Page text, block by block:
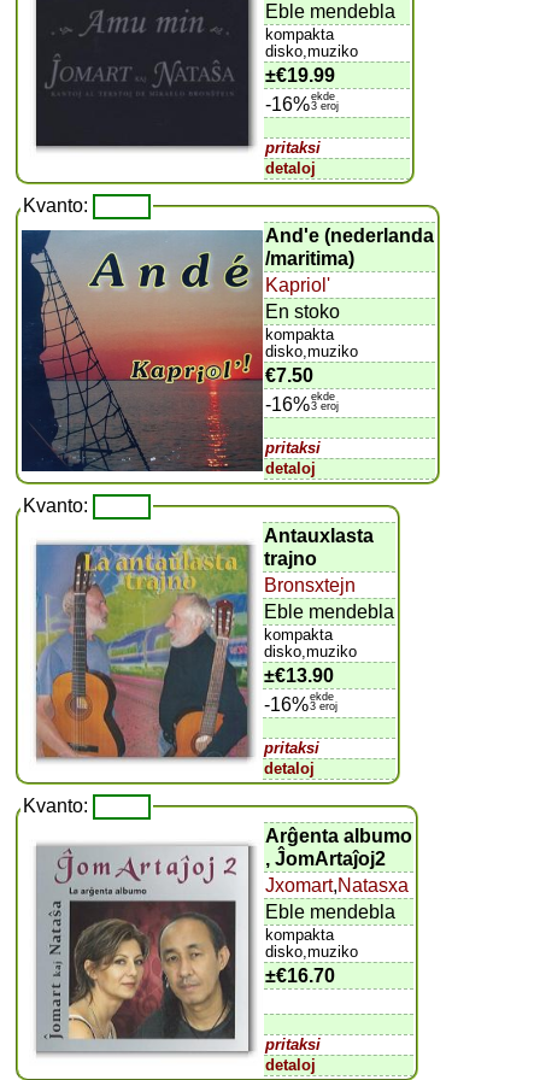
Eble mendebla
kompakta
disko,muziko
±€19.99
-16%ekde
3 eroj
pritaksi
detaloj
Kvanto:
And'e (nederlanda
/maritima)
Kapriol'
En stoko
kompakta
disko,muziko
€7.50
-16%ekde
3 eroj
pritaksi
detaloj
Kvanto:
Antauxlasta
trajno
Bronsxtejn
Eble mendebla
kompakta
disko,muziko
±€13.90
-16%ekde
3 eroj
pritaksi
detaloj
Kvanto:
Arĝenta albumo
, ĴomArtaĵoj2
Jxomart,Natasxa
Eble mendebla
kompakta
disko,muziko
±€16.70
pritaksi
detaloj